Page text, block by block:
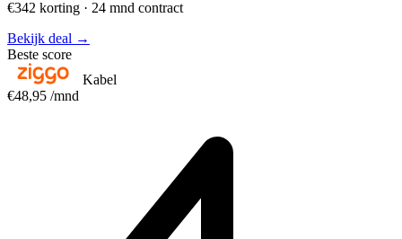
€342 korting · 24 mnd contract
Bekijk deal →
Beste score
Kabel
€48,95 /mnd